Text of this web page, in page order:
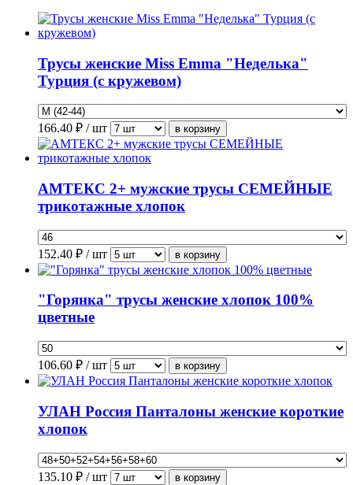
Трусы женские Miss Emma "Неделька"
Турция (с кружевом)
166.40 ₽ / шт
АМТЕКС 2+ мужские трусы СЕМЕЙНЫЕ
трикотажные хлопок
152.40 ₽ / шт
"Горянка" трусы женские хлопок 100%
цветные
106.60 ₽ / шт
УЛАН Россия Панталоны женские короткие
хлопок
135.10 ₽ / шт